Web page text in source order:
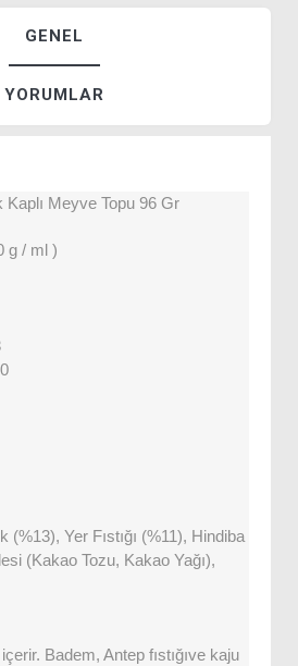
GENEL
YORUMLAR
Kaplı Meyve Topu 96 Gr
g / ml )
(%13), Yer Fıstığı (%11), Hindiba
(Kakao Tozu, Kakao Yağı),
içerir. Badem, Antep fıstığıve kaju